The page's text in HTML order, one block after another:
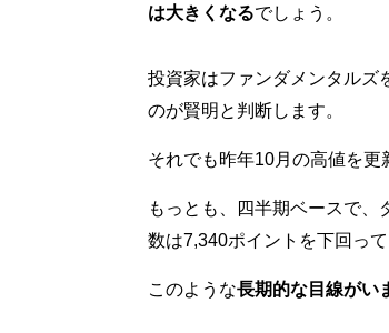
は大きくなるでしょう。
投資家はファンダメンタルズ
のが賢明と判断します。
それでも昨年10月の高値を更
もっとも、四半期ベースで
数は7,340ポイントを下回っ
このような長期的な目線がい